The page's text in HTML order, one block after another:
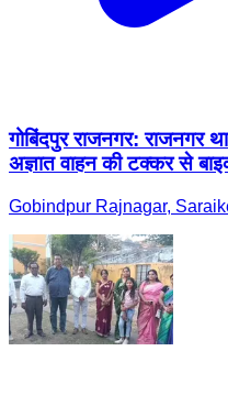
गोबिंदपुर राजनगर: राजनगर
अज्ञात वाहन की टक्कर से
Gobindpur Rajnagar,